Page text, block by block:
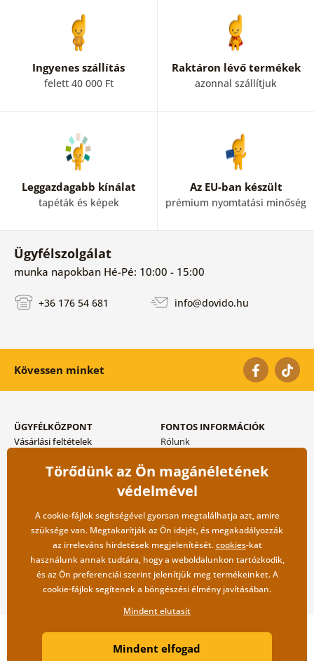
Ingyenes szállítás
felett 40 000 Ft
Raktáron lévő termékek
azonnal szállítjuk
Leggazdagabb kínálat
tapéták és képek
Az EU-ban készült
prémium nyomtatási minőség
Ügyfélszolgálat
munka napokban Hé-Pé: 10:00 - 15:00
+36 176 54 681 info@dovido.hu
Kövessen minket
ÜGYFÉLKÖZPONT
Vásárlási feltételek
Szállítási és fizetési módok
FONTOS INFORMÁCIÓK
Rólunk
Blog
Kapcsolat
Nagykereskedelmi
együttműködés
Copyright ©2019 © Dovido.hu.
Litvanyi.sk| A webáruházat készítette
Törődünk az Ön magánéletének
védelmével
A cookie-fájlok segítségével gyorsan megtalálhatja azt, amire
szüksége van. Megtakarítják az Ön idejét, és megakadályozzák
az irreleváns hirdetések megjelenítését.cookies-kat
használunk annak tudtára, hogy a weboldalunkon tartózkodik,
és az Ön preferenciái szerint jelenítjük meg termékeinket. A
cookie-fájlok segítenek a böngészési élmény javításában.
Mindent elutasít
Mindent elfogad